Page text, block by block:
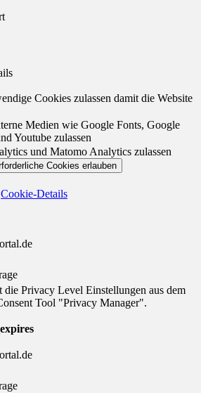
Cookies zulassen damit die Website
Medien wie Google Fonts, Google
Youtube zulassen
und Matomo Analytics zulassen
Cookie-Details
die Privacy Level Einstellungen aus dem
Tool "Privacy Manager".